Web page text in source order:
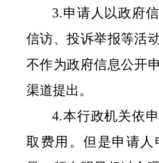
3.申请人以政府
信访、投诉举报等活
不作为政府信息公开
渠道提出。
4.本行政机关依
取费用。但是申请